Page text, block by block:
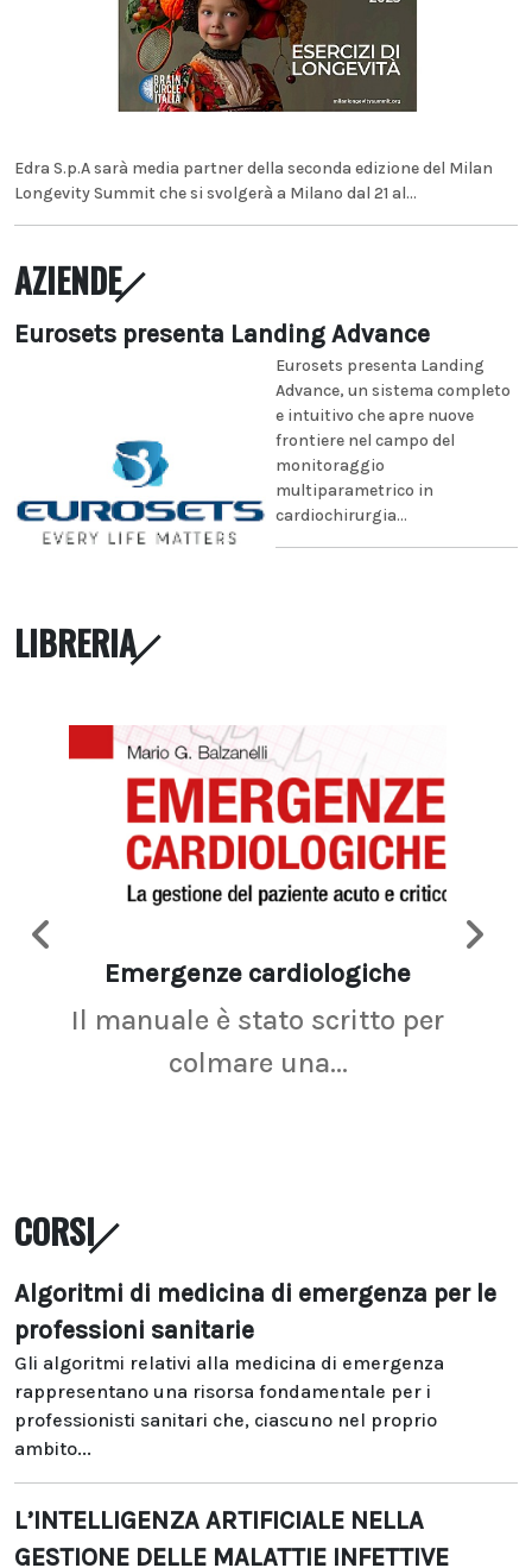
Edra S.p.A sarà media partner della seconda edizione del Milan
Longevity Summit che si svolgerà a Milano dal 21 al...
AZIENDE
Eurosets presenta Landing Advance
Eurosets presenta Landing
Advance, un sistema completo
e intuitivo che apre nuove
frontiere nel campo del
monitoraggio
multiparametrico in
cardiochirurgia...
LIBRERIA
Emergenze cardiologiche
Il manuale è stato scritto per
colmare una...
CORSI
Algoritmi di medicina di emergenza per le
professioni sanitarie
Gli algoritmi relativi alla medicina di emergenza
rappresentano una risorsa fondamentale per i
professionisti sanitari che, ciascuno nel proprio
ambito...
L’INTELLIGENZA ARTIFICIALE NELLA
GESTIONE DELLE MALATTIE INFETTIVE